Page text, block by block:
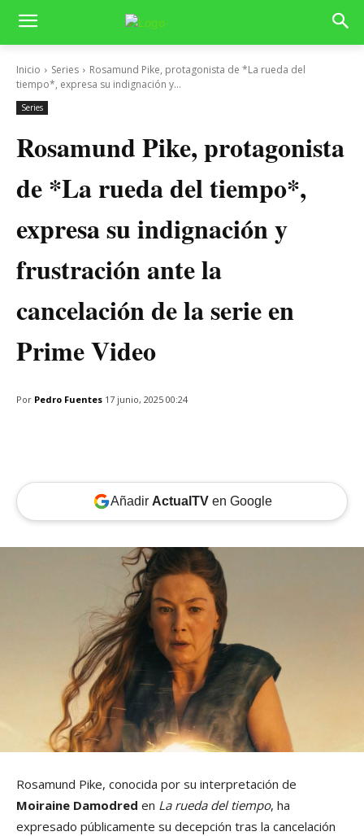
Inicio Series
Rosamund Pike, protagonista de *La rueda del
tiempo*, expresa su indignación y...
Series
Rosamund Pike, protagonista
de *La rueda del tiempo*,
expresa su indignación y
frustración ante la
cancelación de la serie en
Prime Video
Por Pedro Fuentes 17 junio, 2025 00:24
Añadir ActualTVen Google
Rosamund Pike, conocida por su interpretación de
Moiraine Damodred en La rueda del tiempo, ha
expresado públicamente su decepción tras la cancelación